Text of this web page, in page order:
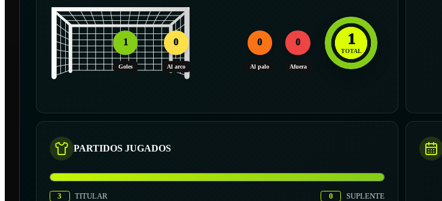
1
Goles
0
Al arco
0
Al palo
0
Afuera
1
TOTAL
PARTIDOS JUGADOS
3 TITULAR 0 SUPLENTE